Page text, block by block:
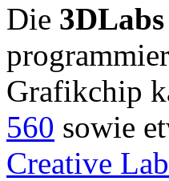
Die
Grafikchip
560 sowie
Creative